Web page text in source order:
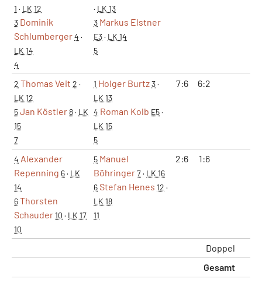
1 · LK 12
3 Dominik
Schlumberger4 ·
LK 14
4
· LK 13
3 Markus Elstner
E3· LK 14
5
2 Thomas Veit 2 ·
LK 12
5Jan Köstler8· LK
15
7
1 Holger Burtz3·
LK 13
4 Roman Kolb E5·
LK 15
5
7:6 6:2
4 Alexander
Repenning 6· LK
14
6Thorsten
Schauder10 · LK 17
10
5 Manuel
Böhringer7· LK 16
6Stefan Henes 12 ·
LK 18
11
2:6 1:6
Doppel
Gesamt